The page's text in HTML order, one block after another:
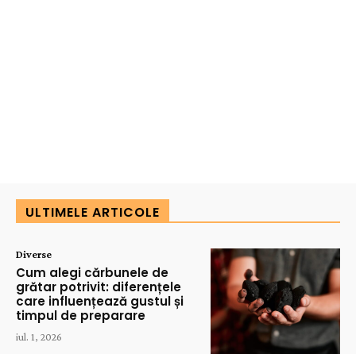
ULTIMELE ARTICOLE
Diverse
Cum alegi cărbunele de
grătar potrivit: diferențele
care influențează gustul și
timpul de preparare
iul. 1, 2026